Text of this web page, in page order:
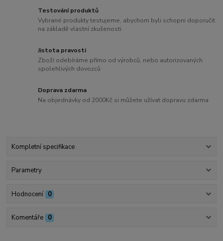
Testování produktů
Vybrané produkty testujeme, abychom byli schopni doporučit
na základě vlastní zkušenosti
Jistota pravosti
Zboží odebíráme přímo od výrobců, nebo autorizovaných
spolehlivých dovozců
Doprava zdarma
Na objednávky od 2000Kč si můžete užívat dopravu zdarma
Kompletní specifikace
Parametry
Hodnocení 0
Komentáře 0